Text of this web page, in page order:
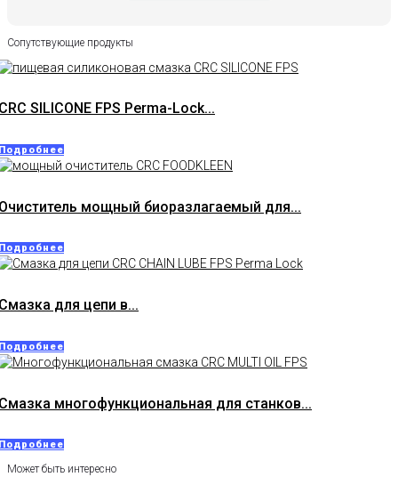
Сопутствующие продукты
SILICONE FPS Perma-Lock...
мощный биоразлагаемый для...
для цепи в...
многофункциональная для станков...
Может быть интересно